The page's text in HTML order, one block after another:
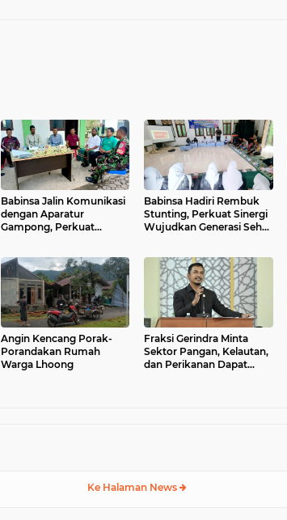
Babinsa Jalin Komunikasi
dengan Aparatur
Gampong, Perkuat
Babinsa Hadiri Rembuk
Stunting, Perkuat Sinergi
Wujudkan Generasi Sehat
Angin Kencang Porak-
Porandakan Rumah
Warga Lhoong
Fraksi Gerindra Minta
Sektor Pangan, Kelautan,
dan Perikanan Dapat
Ke Halaman News